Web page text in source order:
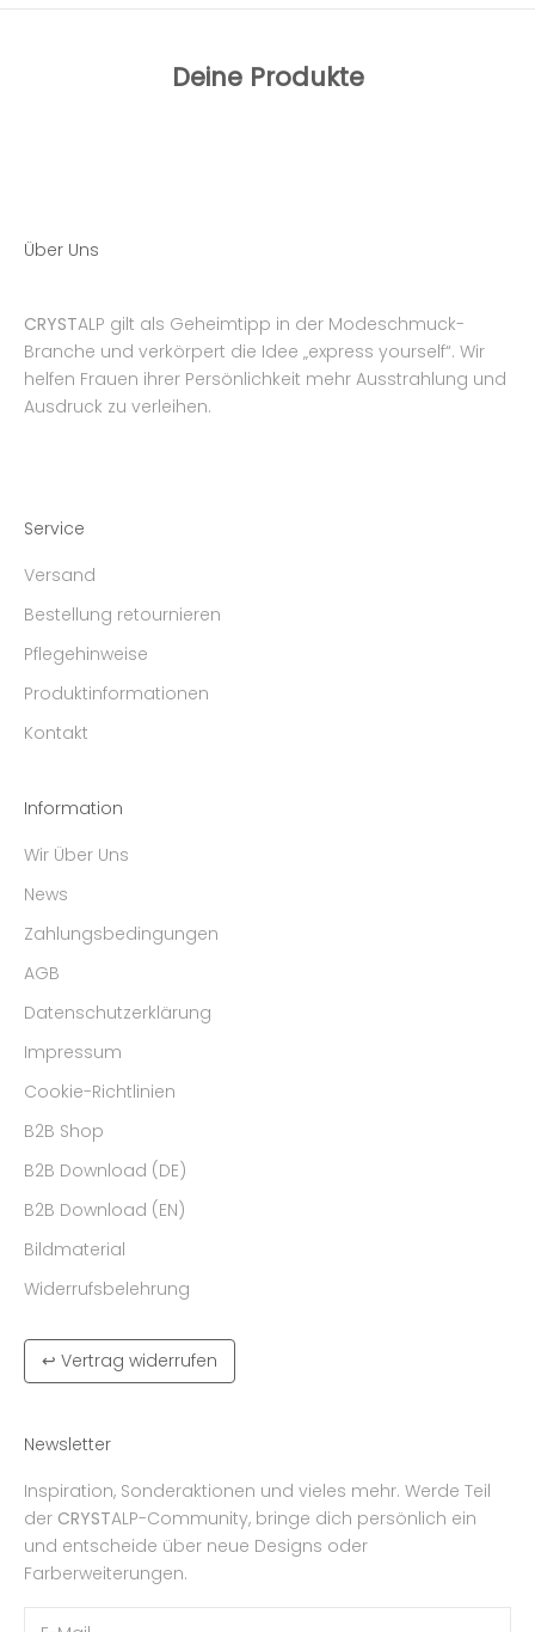
Deine Produkte
Über Uns
CRYSTALP gilt als Geheimtipp in der Modeschmuck-
Branche und verkörpert die Idee „express yourself“. Wir
helfen Frauen ihrer Persönlichkeit mehr Ausstrahlung und
Ausdruck zu verleihen.
Service
Versand
Bestellung retournieren
Pflegehinweise
Produktinformationen
Kontakt
Information
Wir Über Uns
News
Zahlungsbedingungen
AGB
Datenschutzerklärung
Impressum
Cookie-Richtlinien
B2B Shop
B2B Download (DE)
B2B Download (EN)
Bildmaterial
Widerrufsbelehrung
↩ Vertrag widerrufen
Newsletter
Inspiration, Sonderaktionen und vieles mehr. Werde Teil
der CRYSTALP-Community, bringe dich persönlich ein
und entscheide über neue Designs oder
Farberweiterungen.